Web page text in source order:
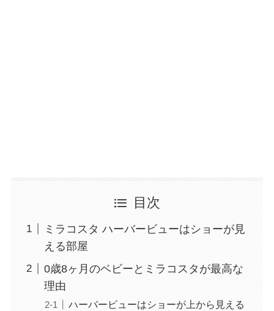
目次
ミラコスタ ハーバービューはショーが見
える部屋
0歳8ヶ月のベビーとミラコスタが最高な
理由
ハーバービューはショーが上から見える